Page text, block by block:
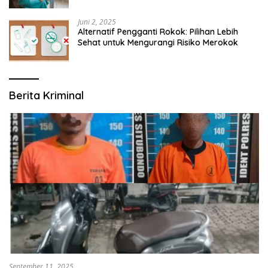
Juni 2, 2025
Alternatif Pengganti Rokok: Pilihan Lebih
Sehat untuk Mengurangi Risiko Merokok
Berita Kriminal